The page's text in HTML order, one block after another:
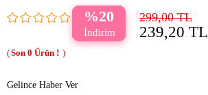
20 299,00 TL
239,20 TL
0
Gelince Haber Ver